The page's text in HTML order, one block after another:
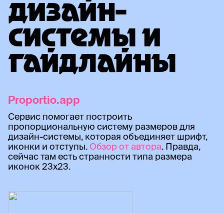
ДИЗАЙН-
СИСТЕМЫ И
ГАЙДЛАЙНЫ
Proportio.app
Сервис помогает построить
пропорциональную систему размеров для
дизайн-системы, которая объединяет шрифт,
иконки и отступы. Обзор от автора. Правда,
сейчас там есть странности типа размера
иконок 23x23.